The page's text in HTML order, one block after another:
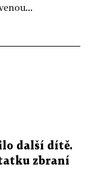
další dítě.
zbraní